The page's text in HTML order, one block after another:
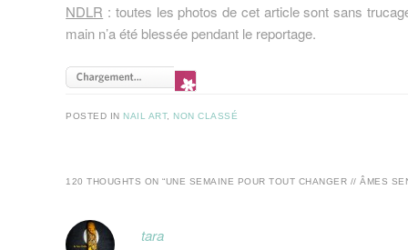
NDLR : toutes les photos de cet article sont sans
main n’a été blessée pendant le reportage.
POSTED IN NAIL ART, NON CLASSÉ
120 THOUGHTS ON “UNE SEMAINE POUR TOUT CHANGER // ÂMES
tara